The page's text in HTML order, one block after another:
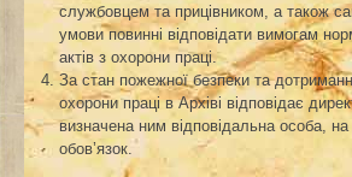
службовцем та прицівником, а також
умови повинні відповідати вимогам
актів з охорони праці.
За стан пожежної безпеки та
охорони праці в Архіві відповідає
визначена ним відповідальна особа,
обов’язок.